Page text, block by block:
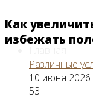
Как
избежать
Различные
10 июня 2026
53